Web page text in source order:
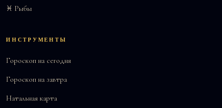
♓ Рыбы
ИНСТРУМЕНТЫ
Гороскоп на сегодня
Гороскоп на завтра
Натальная карта